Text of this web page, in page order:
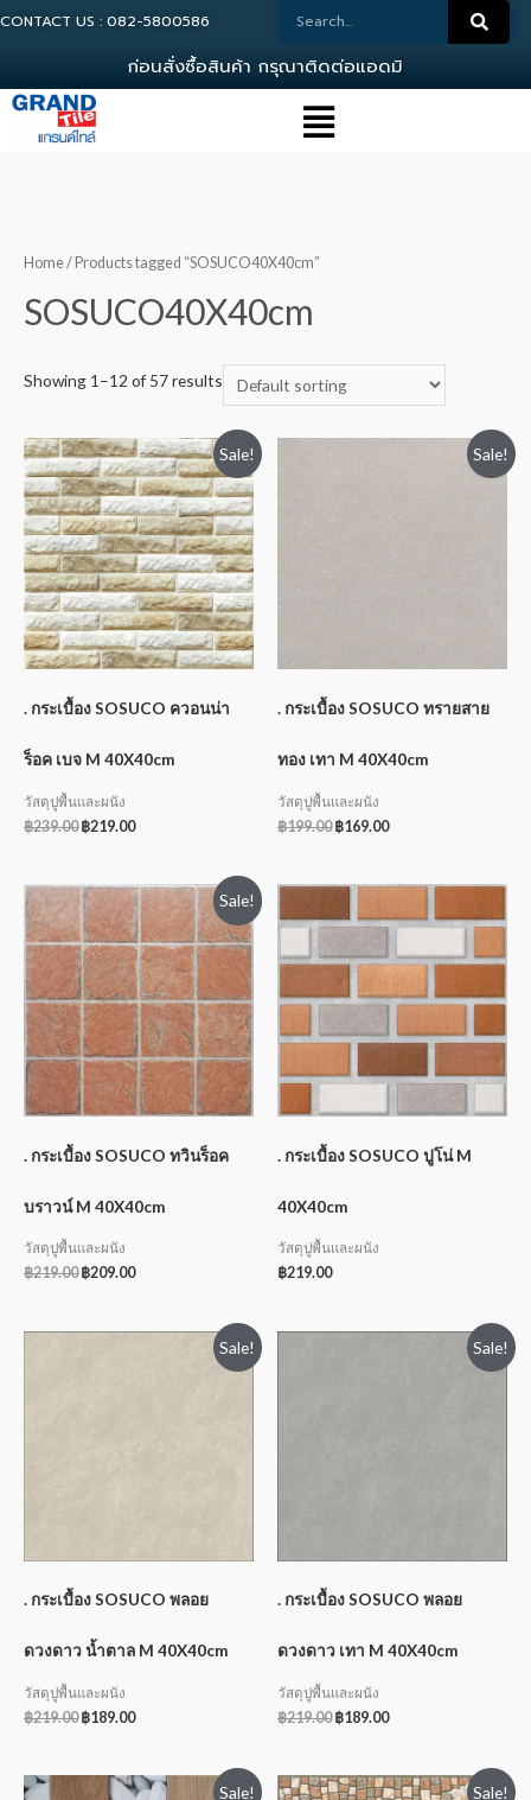
CONTACT US : 082-5800586
อนสงซอสนคา กร ณาตดตอแอดมน 0
Home/ Products tagged “SOSUCO40X40cm”
SOSUCO40X40cm
Showing 1–12 of 57 results
Sale!
. กระเบื้อง SOSUCO ควอนน่า
ร็อค เบจ M 40X40cm
วัสดุปูพื้นและผนัง
฿239.00 ฿219.00
Sale!
. กระเบื้อง SOSUCO ทรายสาย
ทอง เทา M 40X40cm
วัสดุปูพื้นและผนัง
฿199.00 ฿169.00
Sale!
. กระเบื้อง SOSUCO ทวินร็อค
บราวน์ M 40X40cm
วัสดุปูพื้นและผนัง
฿219.00 ฿209.00
. กระเบื้อง SOSUCO ปูโน่ M
40X40cm
วัสดุปูพื้นและผนัง
฿219.00
Sale!
. กระเบื้อง SOSUCO พลอย
ดวงดาว น้ำตาล M 40X40cm
วัสดุปูพื้นและผนัง
฿219.00 ฿189.00
Sale!
. กระเบื้อง SOSUCO พลอย
ดวงดาว เทา M 40X40cm
วัสดุปูพื้นและผนัง
฿219.00 ฿189.00
Sale! Sale!